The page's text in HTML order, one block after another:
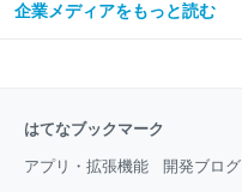
企業メディアをもっと読む
はてなブックマーク
アプリ・拡張機能 開発ブログ